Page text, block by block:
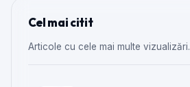
Cel mai citit
Articole cu cele mai multe vizualizări.